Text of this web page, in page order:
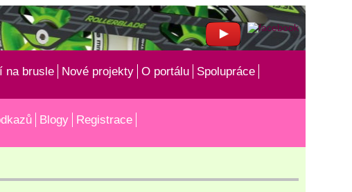
na brusle Nové projekty O portálu Spolupráce
Blogy Registrace